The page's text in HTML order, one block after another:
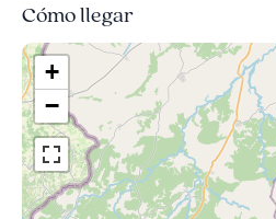
Cómo llegar
+
−